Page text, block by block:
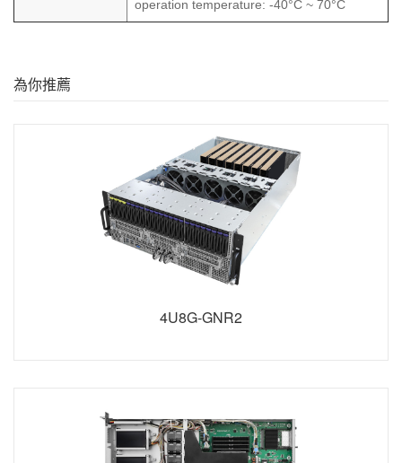
operation temperature: -40°C ~ 70°C
為你推薦
4U8G-GNR2